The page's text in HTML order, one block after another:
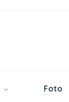
Foto